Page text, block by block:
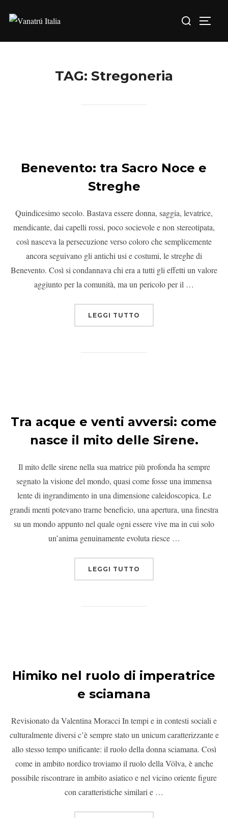
TAG: Stregoneria
Benevento: tra Sacro Noce e
Streghe
Quindicesimo secolo. Bastava essere donna, saggia, levatrice,
mendicante, dai capelli rossi, poco socievole e non stereotipata,
così nasceva la persecuzione verso coloro che semplicemente
ancora seguivano gli antichi usi e costumi, le streghe di
Benevento. Così si condannava chi era a tutti gli effetti un valore
aggiunto per la comunità, ma un pericolo per il …
LEGGI TUTTO
Tra acque e venti avversi: come
nasce il mito delle Sirene.
Il mito delle sirene nella sua matrice più profonda ha sempre
segnato la visione del mondo, quasi come fosse una immensa
lente di ingrandimento in una dimensione caleidoscopica. Le
grandi menti potevano trarne beneficio, una apertura, una finestra
su un mondo appunto nel quale ogni essere vive ma in cui solo
un’anima genuinamente evoluta riesce …
LEGGI TUTTO
Himiko nel ruolo di imperatrice
e sciamana
Revisionato da Valentina Moracci In tempi e in contesti sociali e
culturalmente diversi c’è sempre stato un unicum caratterizzante e
allo stesso tempo unificante: il ruolo della donna sciamana. Così
come in ambito nordico troviamo il ruolo della Völva, è anche
possibile riscontrare in ambito asiatico e nel vicino oriente figure
con caratteristiche similari e …